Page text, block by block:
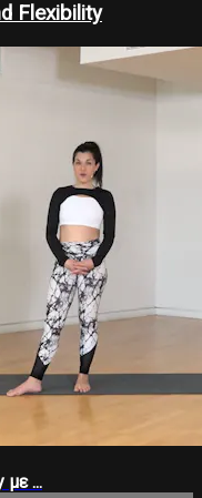
Flexibility
με ...